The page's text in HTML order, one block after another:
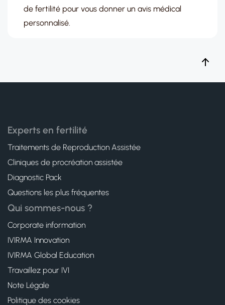
de fertilité pour vous donner un avis médical
personnalisé.
Experts en fertilité
Traitements de Reproduction Assistée
Cliniques de procréation assistée
Diagnostic Pack
Questions les plus fréquentes
Qui sommes-nous ?
Corporate information
IVIRMA Innovation
IVIRMA Global Education
Travaillez pour IVI
Note Légale
Politique des cookies